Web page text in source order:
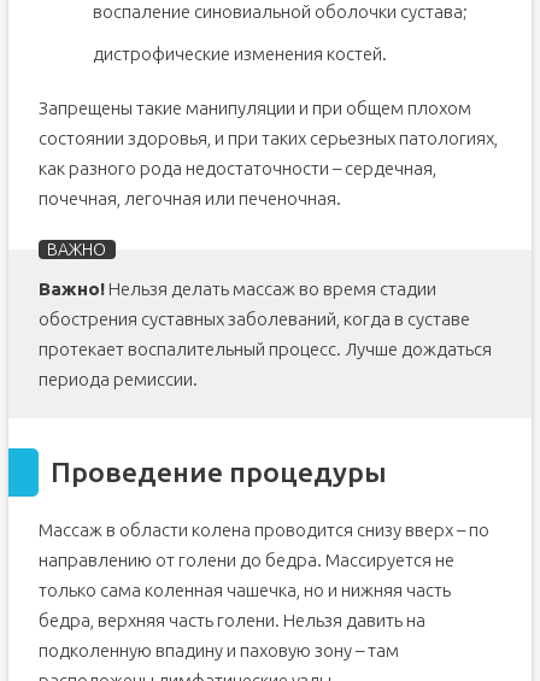
воспаление синовиальной оболочки сустава;
дистрофические изменения костей.
Запрещены такие манипуляции и при общем плохом
состоянии здоровья, и при таких серьезных патологиях,
как разного рода недостаточности – сердечная,
почечная, легочная или печеночная.
Важно!Нельзя делать массаж во время стадии
обострения суставных заболеваний, когда в суставе
протекает воспалительный процесс. Лучше дождаться
периода ремиссии.
Проведение процедуры
Массаж в области колена проводится снизу вверх – по
направлению от голени до бедра. Массируется не
только сама коленная чашечка, но и нижняя часть
бедра, верхняя часть голени. Нельзя давить на
подколенную впадину и паховую зону – там